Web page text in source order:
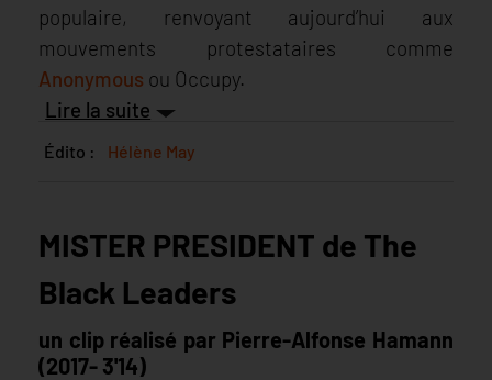
populaire, renvoyant aujourd’hui aux
mouvements protestataires comme
Anonymous ou Occupy.
Lire la suite
Édito : Hélène May
MISTER PRESIDENT de The
Black Leaders
un clip réalisé par Pierre-Alfonse Hamann
(2017- 3'14)